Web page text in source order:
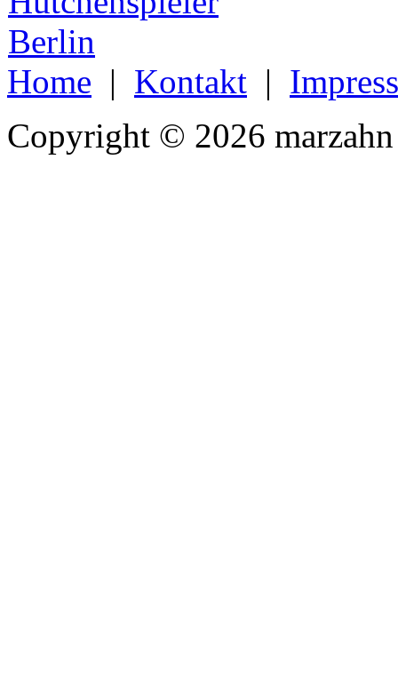
Home | Kontakt |
Copyright © 2026